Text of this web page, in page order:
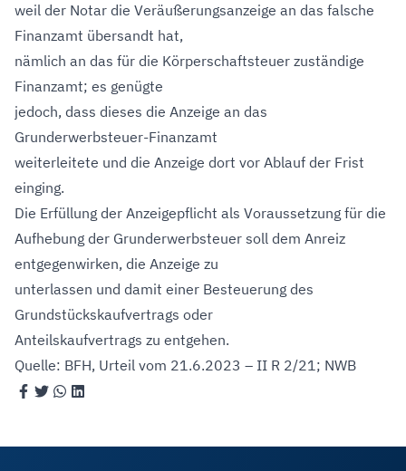
weil der Notar die Veräußerungsanzeige an das falsche
Finanzamt übersandt hat,
nämlich an das für die Körperschaftsteuer zuständige
Finanzamt; es genügte
jedoch, dass dieses die Anzeige an das
Grunderwerbsteuer-Finanzamt
weiterleitete und die Anzeige dort vor Ablauf der Frist
einging.
Die Erfüllung der Anzeigepflicht als Voraussetzung für die
Aufhebung der Grunderwerbsteuer soll dem Anreiz
entgegenwirken, die Anzeige zu
unterlassen und damit einer Besteuerung des
Grundstückskaufvertrags oder
Anteilskaufvertrags zu entgehen.
Quelle: BFH, Urteil vom 21.6.2023 – II R 2/21; NWB